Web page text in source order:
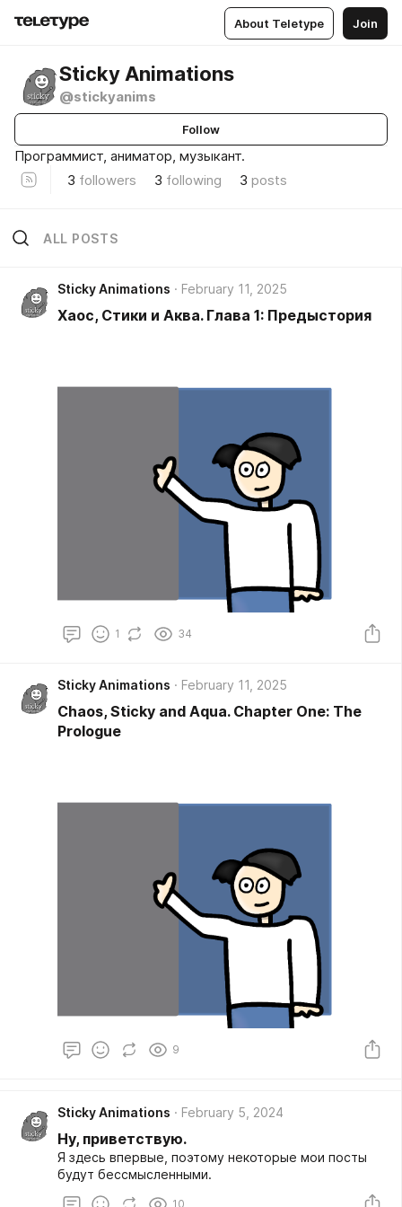
About Teletype Join
Sticky Animations
@stickyanims
Follow
Программист, аниматор, музыкант.
3 followers 3 following 3 posts
ALL POSTS
Sticky Animations February 11, 2025
Хаос, Стики и Аква. Глава 1: Предыстория
1 34
Sticky Animations February 11, 2025
Chaos, Sticky and Aqua. Chapter One: The
Prologue
9
Sticky Animations February 5, 2024
Ну, приветствую.
Я здесь впервые, поэтому некоторые мои посты
будут бессмысленными.
10